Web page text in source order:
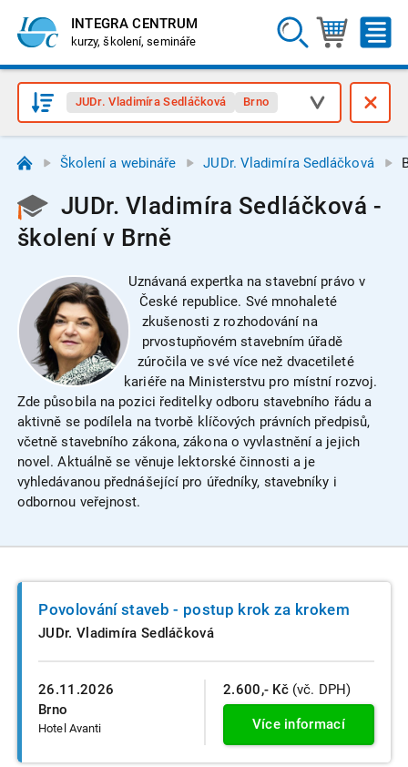
INTEGRA CENTRUM
kurzy, školení, semináře
JUDr. Vladimíra Sedláčková Brno
Školení a webináře JUDr. Vladimíra Sedláčková
JUDr. Vladimíra Sedláčková -
školení v Brně
Uznávaná expertka na stavební právo v
České republice. Své mnohaleté
zkušenosti z rozhodování na
prvostupňovém stavebním úřadě
zúročila ve své více než dvacetileté
kariéře na Ministerstvu pro místní rozvoj.
Zde působila na pozici ředitelky odboru stavebního řádu a
aktivně se podílela na tvorbě klíčových právních předpisů,
včetně stavebního zákona, zákona o vyvlastnění a jejich
novel. Aktuálně se věnuje lektorské činnosti a je
vyhledávanou přednášející pro úředníky, stavebníky i
odbornou veřejnost.
26.11.2026
Brno
Hotel Avanti
Povolování staveb - postup krok za krokem
JUDr. Vladimíra Sedláčková
2.600,- Kč (vč. DPH)
Více informací